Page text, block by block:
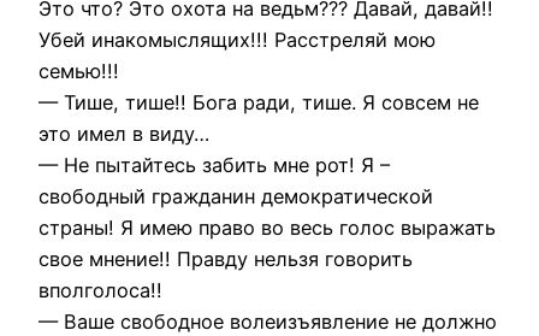
Это что? Это охота на ведьм??? Давай, давай!!
Убей инакомыслящих!!! Расстреляй мою
семью!!!
— Тише, тише!! Бога ради, тише. Я совсем не
это имел в виду…
— Не пытайтесь забить мне рот! Я –
свободный гражданин демократической
страны! Я имею право во весь голос выражать
свое мнение!! Правду нельзя говорить
вполголоса!!
— Ваше свободное волеизъявление не должно